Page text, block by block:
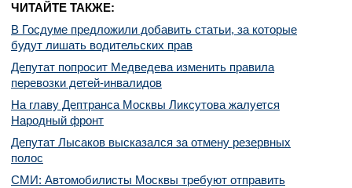
ЧИТАЙТЕ ТАКЖЕ:
В Госдуме предложили добавить статьи, за которые
будут лишать водительских прав
Депутат попросит Медведева изменить правила
перевозки детей-инвалидов
На главу Дептранса Москвы Ликсутова жалуется
Народный фронт
Депутат Лысаков высказался за отмену резервных
полос
СМИ: Автомобилисты Москвы требуют отправить